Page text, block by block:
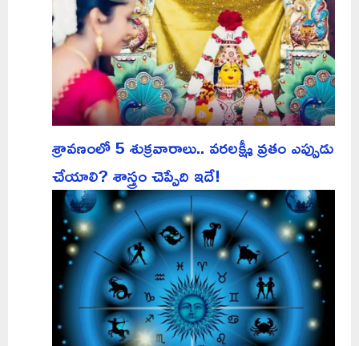
శ్రావణంలో 5 శుక్రవారాలు.. వరలక్ష్మీ వ్రతం ఎప్పుడు
చేయాలి? శాస్త్రం చెప్పేది ఇదే!